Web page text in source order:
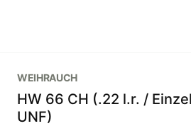
WEIHRAUCH
HW 66 CH (.22 l.r. /
UNF)